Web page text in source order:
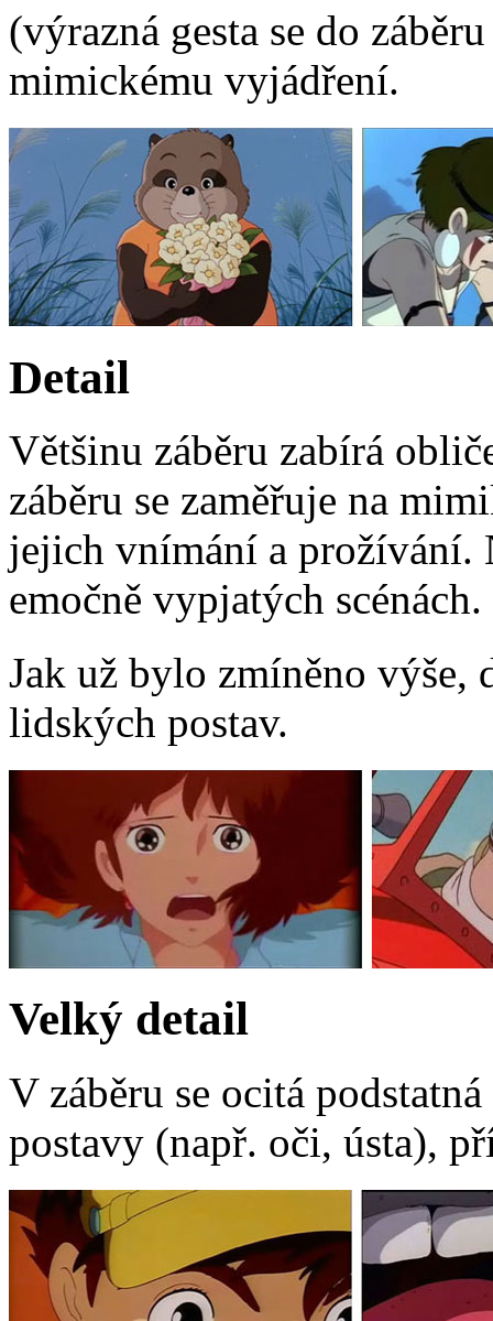
(výrazná gesta se do
mimickému vyjádření.
Detail
Většinu záběru zabírá
záběru se zaměřuje na
jejich vnímání a prožívání.
emočně vypjatých scénách.
Jak už bylo zmíněno výše,
lidských postav.
Velký detail
V záběru se ocitá
postavy (např. oči, ústa),